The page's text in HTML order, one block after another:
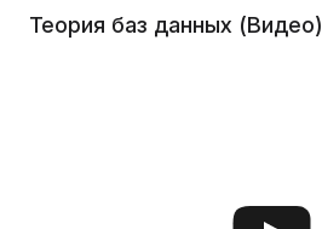
Теория баз данных (Видео)